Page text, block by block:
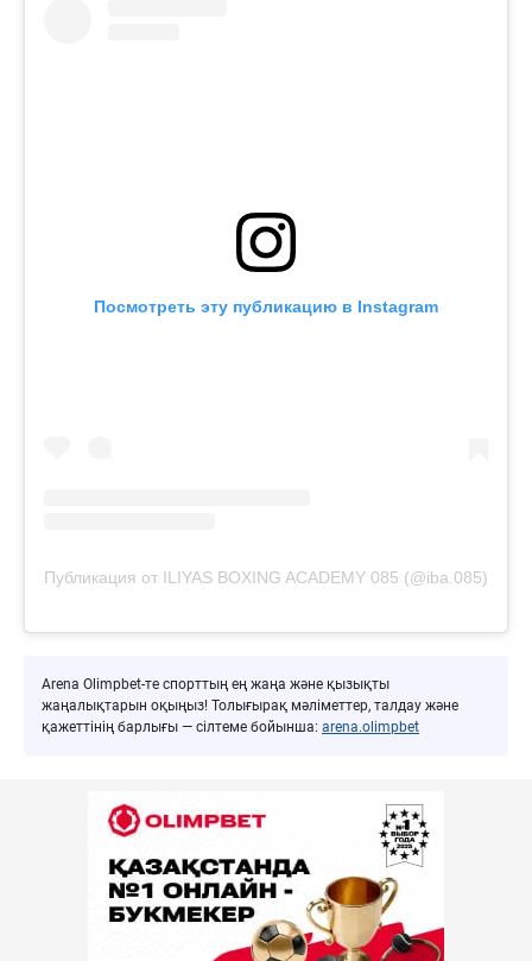
Посмотреть эту публикацию в Instagram
Публикация от ILIYAS BOXING ACADEMY 085 (@iba.085)
Arena Olimpbet-те спорттың ең жаңа және қызықты
жаңалықтарын оқыңыз! Толығырақ мәліметтер, талдау және
қажеттінің барлығы — сілтеме бойынша: arena.olimpbet